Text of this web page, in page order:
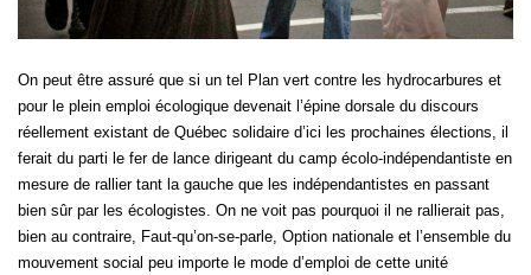
On peut être assuré que si un tel Plan vert contre les hydrocarbures et
pour le plein emploi écologique devenait l’épine dorsale du discours
réellement existant de Québec solidaire d’ici les prochaines élections, il
ferait du parti le fer de lance dirigeant du camp écolo-indépendantiste en
mesure de rallier tant la gauche que les indépendantistes en passant
bien sûr par les écologistes. On ne voit pas pourquoi il ne rallierait pas,
bien au contraire, Faut-qu’on-se-parle, Option nationale et l’ensemble du
mouvement social peu importe le mode d’emploi de cette unité